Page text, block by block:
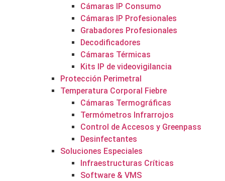
Cámaras IP Consumo
Cámaras IP Profesionales
Grabadores Profesionales
Decodificadores
Cámaras Térmicas
Kits IP de videovigilancia
Protección Perimetral
Temperatura Corporal Fiebre
Cámaras Termográficas
Termómetros Infrarrojos
Control de Accesos y Greenpass
Desinfectantes
Soluciones Especiales
Infraestructuras Críticas
Software & VMS